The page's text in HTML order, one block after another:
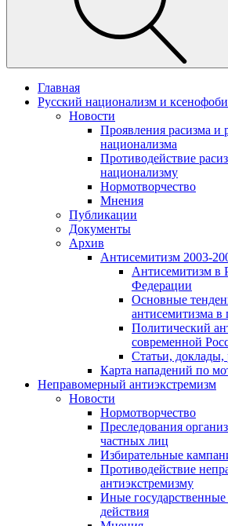
Главная
Русский национализм и
Новости
Проявления расизма и
национализма
Противодействие
национализму
Нормотворчество
Мнения
Публикации
Документы
Архив
Антисемитизм 2003-
Антисемитизм в
Федерации
Основные
антисемитизма в
Политический
современной
Статьи, доклады,
Карта нападений по
Неправомерный антиэкстремизм
Новости
Нормотворчество
Преследования
частных лиц
Избирательные
Противодействие
антиэкстремизму
Иные
действия